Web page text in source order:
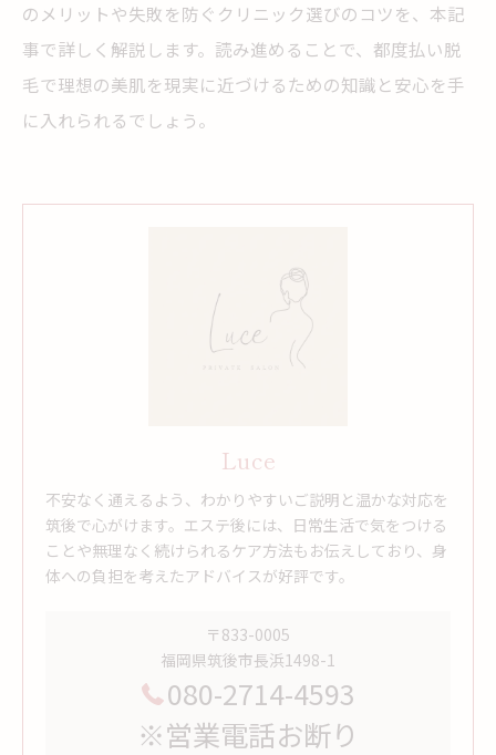
のメリットや失敗を防ぐクリニック選びのコツを、本記
事で詳しく解説します。読み進めることで、都度払い脱
毛で理想の美肌を現実に近づけるための知識と安心を手
に入れられるでしょう。
Luce
不安なく通えるよう、わかりやすいご説明と温かな対応を
筑後で心がけます。エステ後には、日常生活で気をつける
ことや無理なく続けられるケア方法もお伝えしており、身
体への負担を考えたアドバイスが好評です。
〒833-0005
福岡県筑後市長浜1498-1
080-2714-4593
※営業電話お断り